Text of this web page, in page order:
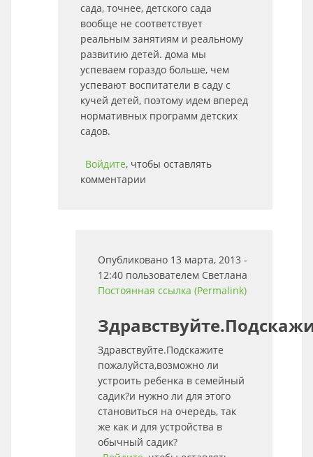
сада, точнее, детского сада
вообще не соответствует
реальным занятиям и реальному
развитию детей. дома мы
успеваем гораздо больше, чем
успевают воспитатели в саду с
кучей детей, поэтому идем вперед
нормативных программ детских
садов.
Войдите, чтобы оставлять
комментарии
Опубликовано 13 марта, 2013 -
12:40 пользователем Светлана
Постоянная ссылка (Permalink)
Здравствуйте.Подскажите
пожалуйста,возможно ли
устроить ребенка в семейный
садик?и нужно ли для этого
становиться на очередь, так
же как и для устройства в
обычный садик?